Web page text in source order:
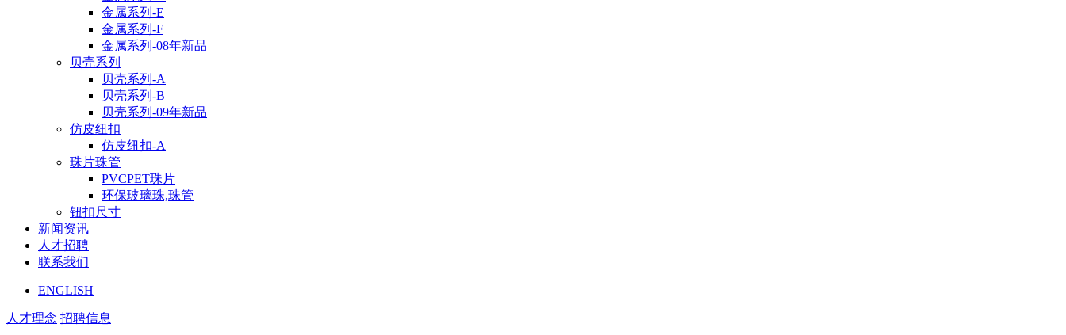
金属系列-E
金属系列-F
金属系列-08年新品
贝壳系列
贝壳系列-A
贝壳系列-B
贝壳系列-09年新品
仿皮纽扣
仿皮纽扣-A
珠片珠管
PVCPET珠片
环保玻璃珠,珠管
钮扣尺寸
新闻资讯
人才招聘
联系我们
ENGLISH
人才理念 招聘信息